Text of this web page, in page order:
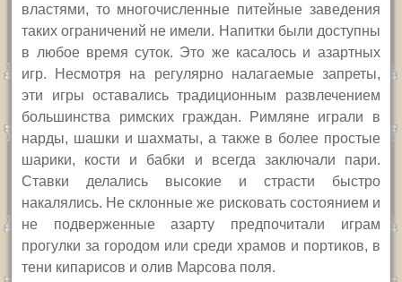
властями, то многочисленные питейные заведения
таких ограничений не имели. Напитки были доступны
в любое время суток. Это же касалось и азартных
игр. Несмотря на регулярно налагаемые запреты,
эти игры оставались традиционным развлечением
большинства римских граждан. Римляне играли в
нарды, шашки и шахматы, а также в более простые
шарики, кости и бабки и всегда заключали пари.
Ставки делались высокие и страсти быстро
накалялись. Не склонные же рисковать состоянием и
не подверженные азарту предпочитали играм
прогулки за городом или среди храмов и портиков, в
тени кипарисов и олив Марсова поля.